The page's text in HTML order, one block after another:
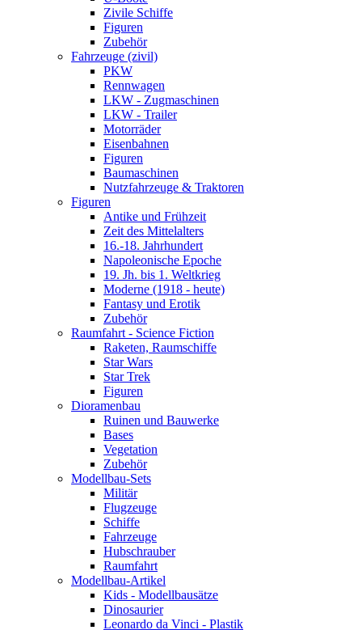
Zivile Schiffe
Figuren
Zubehör
Fahrzeuge (zivil)
PKW
Rennwagen
LKW - Zugmaschinen
LKW - Trailer
Motorräder
Eisenbahnen
Figuren
Baumaschinen
Nutzfahrzeuge & Traktoren
Figuren
Antike und Frühzeit
Zeit des Mittelalters
16.-18. Jahrhundert
Napoleonische Epoche
19. Jh. bis 1. Weltkrieg
Moderne (1918 - heute)
Fantasy und Erotik
Zubehör
Raumfahrt - Science Fiction
Raketen, Raumschiffe
Star Wars
Star Trek
Figuren
Dioramenbau
Ruinen und Bauwerke
Bases
Vegetation
Zubehör
Modellbau-Sets
Militär
Flugzeuge
Schiffe
Fahrzeuge
Hubschrauber
Raumfahrt
Modellbau-Artikel
Kids - Modellbausätze
Dinosaurier
Leonardo da Vinci - Plastik